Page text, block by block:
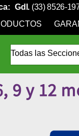
Gdl. (33) 8526-